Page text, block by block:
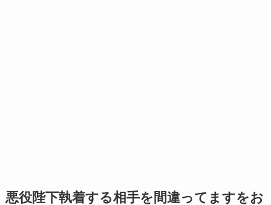
悪役陛下執着する相手を間違ってますをお